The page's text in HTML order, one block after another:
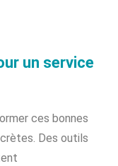
un service
ces bonnes
Des outils